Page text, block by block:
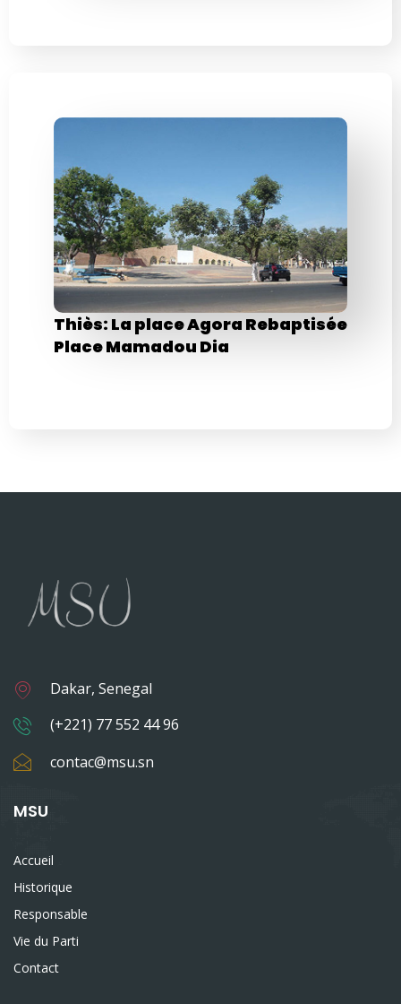
Thiès: La place Agora Rebaptisée
Place Mamadou Dia
Dakar, Senegal
(+221) 77 552 44 96
contac@msu.sn
MSU
Accueil
Historique
Responsable
Vie du Parti
Contact